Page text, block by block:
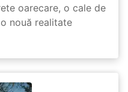
oarecare, o cale de
nouă realitate